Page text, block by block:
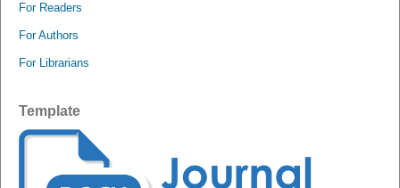
For Readers
For Authors
For Librarians
Template